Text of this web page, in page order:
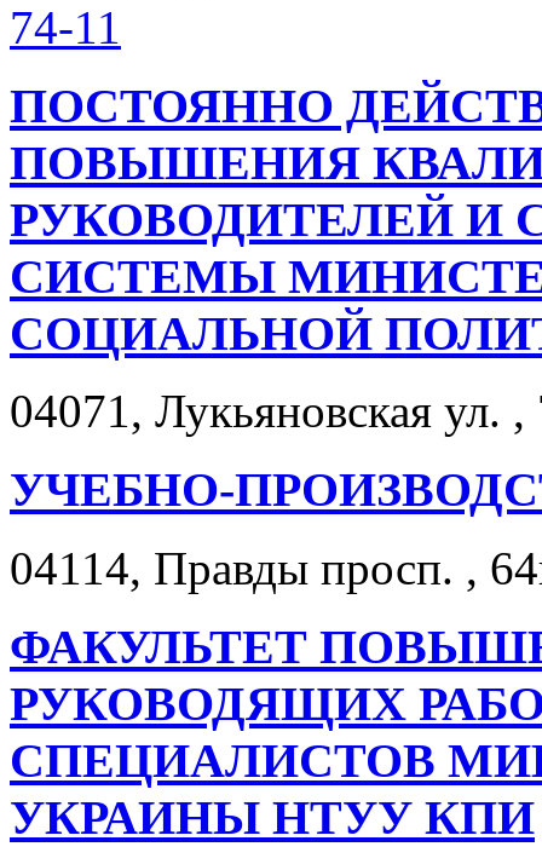
74-11
ПОСТОЯННО
ПОВЫШЕНИЯ
РУКОВОДИТЕЛЕЙ И
СИСТЕМЫ
СОЦИАЛЬНОЙ
04071, Лукьяновская ул.
УЧЕБНО-
04114, Правды просп. ,
ФАКУЛЬТЕТ
РУКОВОДЯЩИХ
СПЕЦИАЛИСТОВ
УКРАИНЫ НТУУ КПИ